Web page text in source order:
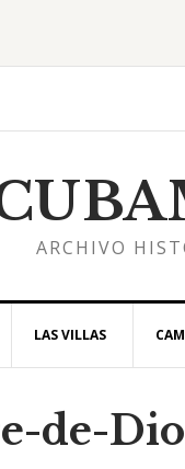
ARCHIVO
LAS VILLAS
de-